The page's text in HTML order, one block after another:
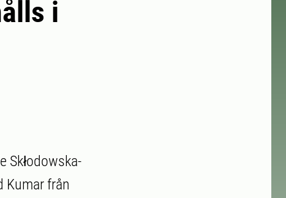
i
Skłodowska-
Kumar från